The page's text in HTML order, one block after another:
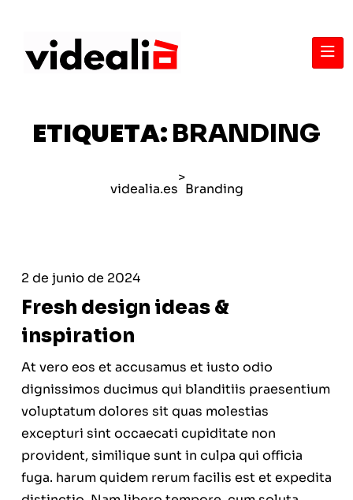
ETIQUETA: BRANDING
videalia.es
>
Branding
2 de junio de 2024
Fresh design ideas &
inspiration
At vero eos et accusamus et iusto odio
dignissimos ducimus qui blanditiis praesentium
voluptatum dolores sit quas molestias
excepturi sint occaecati cupiditate non
provident, similique sunt in culpa qui officia
fuga. harum quidem rerum facilis est et expedita